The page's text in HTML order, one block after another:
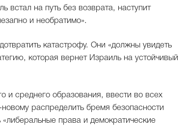
встал на путь без возврата, наступит
и необратимо».
катастрофу. Они «должны увидеть
которая вернет Израиль на устойчивый
и среднего образования, ввести во всех
распределить бремя безопасности
права и демократические